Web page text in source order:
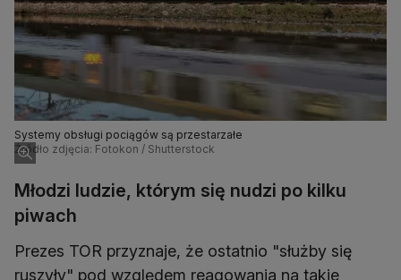
Systemy obsługi pociągów są przestarzałe
Źródło zdjęcia: Fotokon / Shutterstock
Młodzi ludzie, którym się nudzi po kilku
piwach
Prezes TOR przyznaje, że ostatnio "służby się
ruszyły" pod względem reagowania na takie